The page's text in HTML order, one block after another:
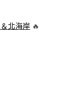
北海岸 🔥